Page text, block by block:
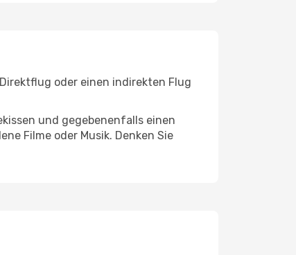
oder einen indirekten Flug
und gegebenenfalls einen
Filme oder Musik. Denken Sie